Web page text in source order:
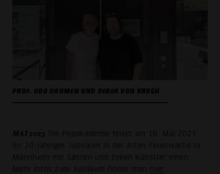
PROF. UDO DAHMEN UND DEREK VON KROGH
MAI 2023 Die Popakademie feiert am 10. Mai 2023
ihr 20-jähriges Jubiläum in der Alten Feuerwache in
Mannheim mit Gästen und tollen Künstler:innen.
Mehr Infos zum Jubiläum findet man
hier